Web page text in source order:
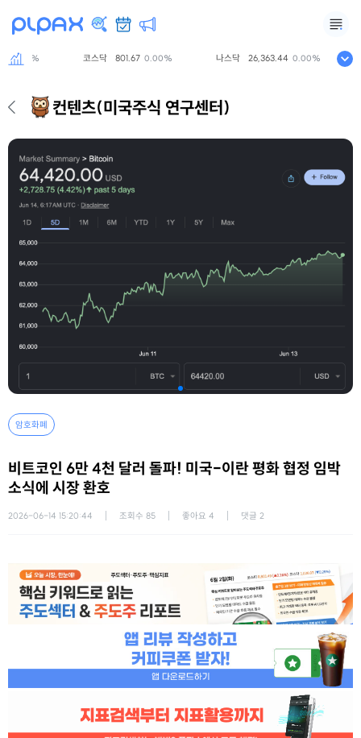
0.00% 코스닥 801.67 0.00% 나스닥 26,363.44 0.00%
컨텐츠(미국주식 연구센터)
암호화폐
비트코인 6만 4천 달러 돌파! 미국-이란 평화 협정 임박
소식에 시장 환호
2026-06-14 15:20:44 조회수 85 좋아요 4 댓글 2